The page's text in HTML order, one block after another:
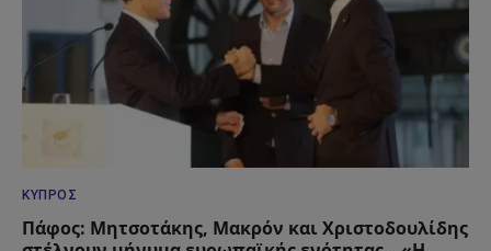
ΚΎΠΡΟΣ
Πάφος: Μητσοτάκης, Μακρόν και Χριστοδουλίδης